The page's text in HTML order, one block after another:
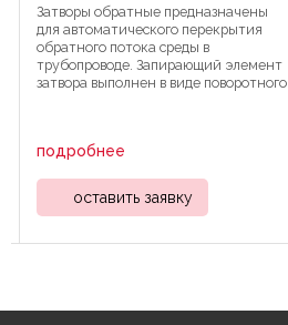
Затворы обратные предназначены
для автоматического перекрытия
обратного потока среды в
трубопроводе. Запирающий элемент
затвора выполнен в виде поворотного
подробнее
оставить заявку